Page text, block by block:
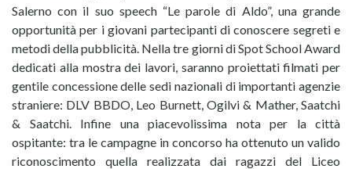
Salerno con il suo speech “Le parole di Aldo”, una grande
opportunità per i giovani partecipanti di conoscere segreti e
metodi della pubblicità. Nella tre giorni di Spot School Award
dedicati alla mostra dei lavori, saranno proiettati filmati per
gentile concessione delle sedi nazionali di importanti agenzie
straniere: DLV BBDO, Leo Burnett, Ogilvi & Mather, Saatchi
& Saatchi. Infine una piacevolissima nota per la città
ospitante: tra le campagne in concorso ha ottenuto un valido
riconoscimento quella realizzata dai ragazzi del Liceo